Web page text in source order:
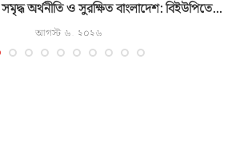
আগস্ট ৬, ২০২৬